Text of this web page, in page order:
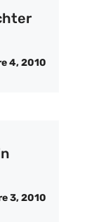
4, 2010
3, 2010